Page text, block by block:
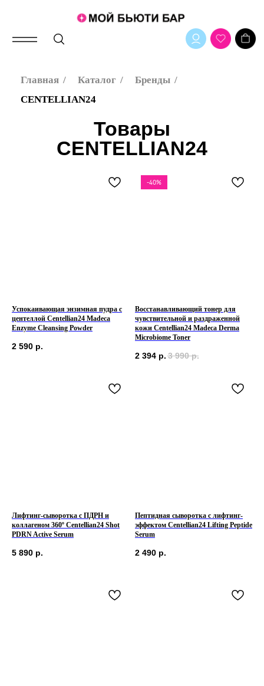
CENTELLIAN24
в нашем магазине
Успокаивающая энзимная пудра с
центеллой Centellian24 Madeca
Enzyme Cleansing Powder
2 590 р.
-40%
Восстанавливающий тонер для
чувствительной и раздраженной
кожи Centellian24 Madeca Derma
Microbiome Toner
2 394 р. 3 990 р.
Лифтинг-сыворотка с ПДРН и
коллагеном 360º Centellian24 Shot
PDRN Active Serum
5 890 р.
Пептидная сыворотка с лифтинг-
эффектом Centellian24 Lifting Peptide
Serum
2 490 р.